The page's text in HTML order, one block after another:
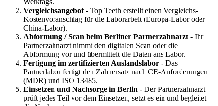
Werktags.
Vergleichsangebot - Top Teeth erstellt einen Vergleichs-
Kostenvoranschlag für die Laborarbeit (Europa-Labor oder
China-Labor).
Abformung / Scan beim Berliner Partnerzahnarzt - Ihr
Partnerzahnarzt nimmt den digitalen Scan oder die
Abformung vor und übermittelt die Daten ans Labor.
Fertigung im zertifizierten Auslandslabor - Das
Partnerlabor fertigt den Zahnersatz nach CE-Anforderungen
(MDR) und ISO 13485.
Einsetzen und Nachsorge in Berlin - Der Partnerzahnarzt
prüft jedes Teil vor dem Einsetzen, setzt es ein und begleitet